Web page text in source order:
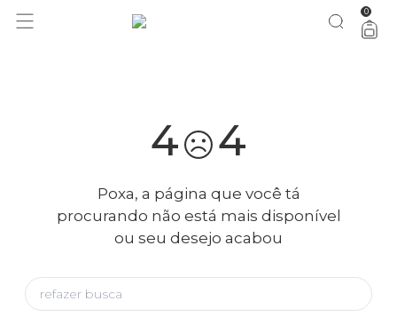
você merece 30% OFF pra comemorar com a gente aproveita! 0
4 4
Poxa, a página que você tá
procurando não está mais disponível
ou seu desejo acabou